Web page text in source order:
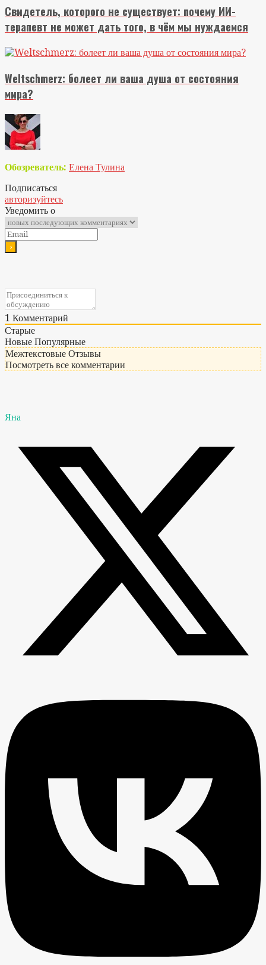
Свидетель, которого не существует: почему ИИ-
терапевт не может дать того, в чём мы нуждаемся
Weltschmerz: болеет ли ваша душа от состояния
мира?
Обозреватель: Елена Тулина
Подписаться
авторизуйтесь
Уведомить о
1 Комментарий
Старые
Новые Популярные
Межтекстовые Отзывы
Посмотреть все комментарии
Яна